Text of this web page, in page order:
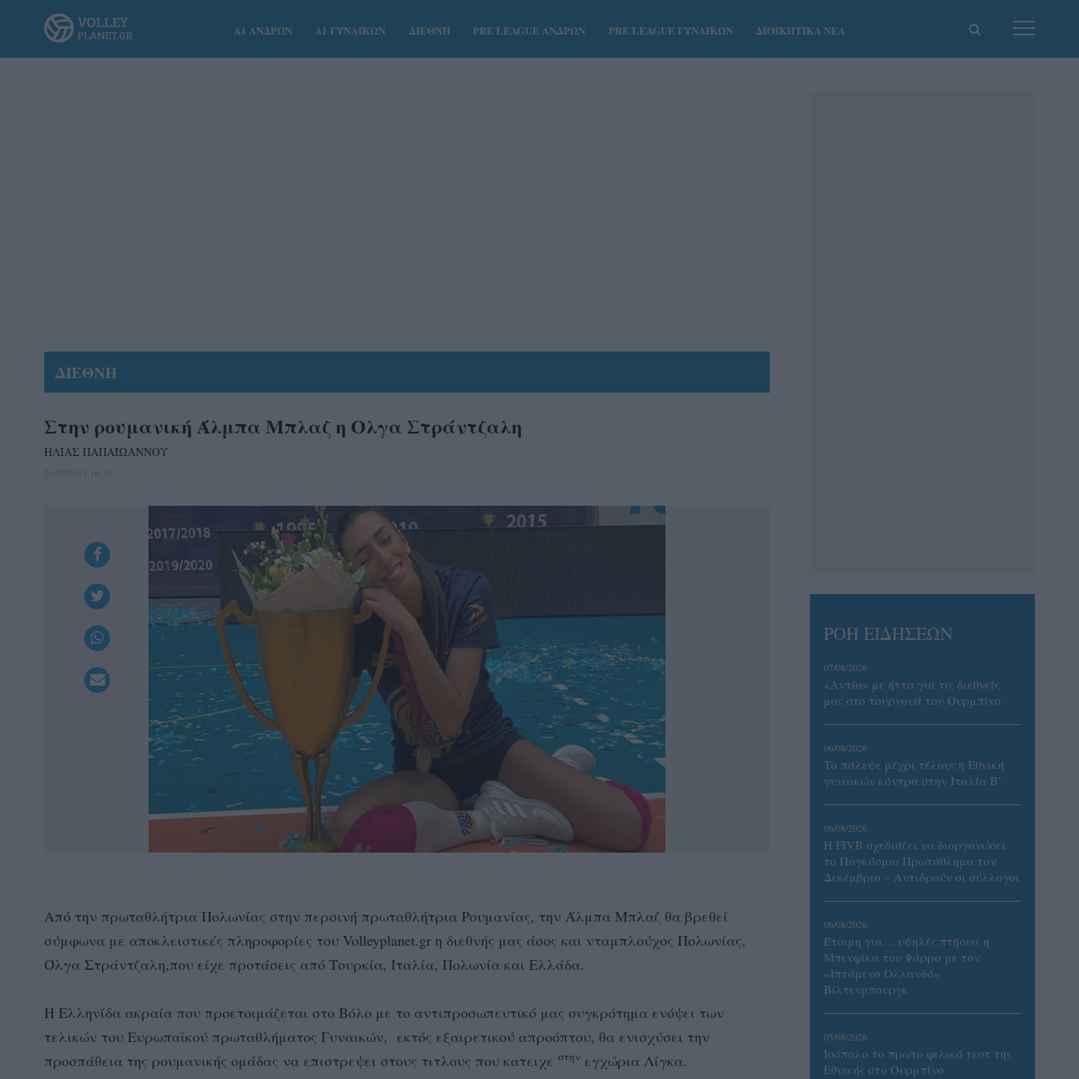
Α1 ΑΝΔΡΩΝ Α1 ΓΥΝΑΙΚΩΝ ΔΙΕΘΝΗ PRE LEAGUE ΑΝΔΡΩΝ PRE LEAGUE ΓΥΝΑΙΚΩΝ ΔΙΟΙΚΗΤΙΚΑ ΝΕΑ
ΔΙΕΘΝΗ
Στην ρουμανική Άλμπα Mπλαζ η Ολγα Στράντζαλη
ΗΛΙΑΣ ΠΑΠΑΪΩΑΝΝΟΥ
Από την πρωταθλήτρια Πολωνίας στην περσινή πρωταθλήτρια Ρουμανίας, την Άλμπα Μπλαζ θα βρεθεί
σύμφωνα με αποκλειστικές πληροφορίες του Volleyplanet.gr η διεθνής μας άσος και νταμπλούχος Πολωνίας,
Όλγα Στράντζαλη,που είχε προτάσεις από Τουρκία, Ιταλία, Πολωνία και Ελλάδα.
Η Ελληνίδα ακραία που προετοιμάζεται στο Βόλο με το αντιπροσωπευτικό μας συγκρότημα ενόψει των
τελικών του Ευρωπαϊκού πρωταθλήματος Γυναικών, εκτός εξαιρετικού απροόπτου, θα ενισχύσει την
προσπάθεια της ρουμανικής ομάδας να επιστρεψει στους τιτλους που κατειχε στην εγχώρια Λίγκα.
ΡΟΗ ΕΙΔΗΣΕΩΝ
07/08/2026
«Αντίο» με ήττα για τις διεθνείς
μας στο τουρνουά του Ουρμπίνο
06/08/2026
Το πάλεψε μέχρι τέλους η Εθνική
γυναικών κόντρα στην Ιταλία Β’
06/08/2026
Η FIVB σχεδιάζει να διοργανώσει
το Παγκόσμιο Πρωτάθλημα τον
Δεκέμβριο – Αντιδρούν οι σύλλογοι
06/08/2026
Έτοιμη για… υψηλές πτήσεις η
Μπενφίκα του Ψάρρα με τον
«Ιπτάμενο Ολλανδό»
Βίλτενμπουργκ
05/08/2026
Ισόπαλο το πρωτο φιλικό τεστ της
Εθνικής στο Ουρμπίνο